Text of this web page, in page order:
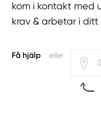
kom i kontakt med
krav & arbetar i ditt
Få hjälp eller